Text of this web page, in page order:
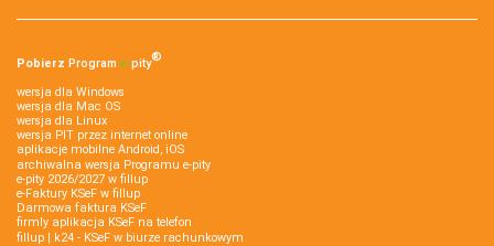
Pobierz Program e‑pity®
wersja dla Windows
wersja dla Mac OS
wersja dla Linux
wersja PIT przez internet online
aplikacje mobilne Android, iOS
archiwalna wersja Programu e-pity
e-pity 2026/2027 w fillup
e‑Faktury KSeF w fillup
Darmowa faktura KSeF
firmly aplikacja KSeF na telefon
fillup | k24 - KSeF w biurze rachunkowym